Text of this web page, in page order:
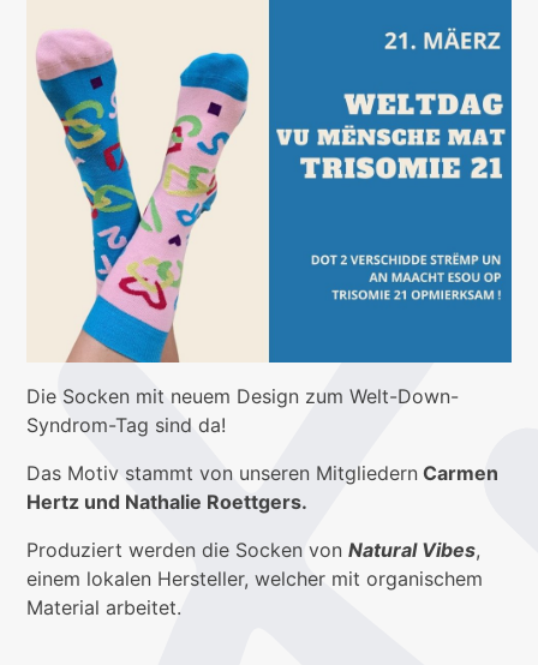
Die Socken mit neuem Design zum Welt-Down-
Syndrom-Tag sind da!
Das Motiv stammt von unseren Mitgliedern Carmen
Hertz und Nathalie Roettgers.
Produziert werden die Socken vonNatural Vibes,
einem lokalen Hersteller, welcher mit organischem
Material arbeitet.